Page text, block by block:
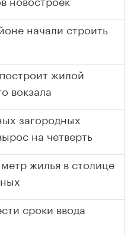
начали строить
жилой
вокзала
загородных
на четверть
жилья в столице
сроки ввода